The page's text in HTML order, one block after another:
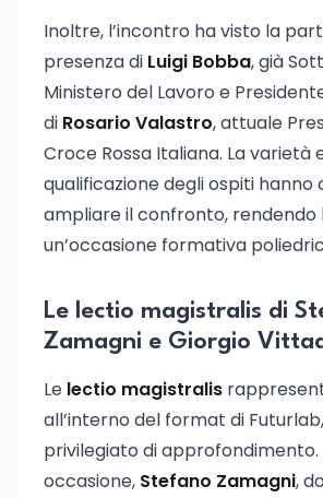
Inoltre, l’incontro ha visto la
presenza di Luigi Bobba, già
Ministero del Lavoro e
di Rosario Valastro, attuale
Croce Rossa Italiana. La varietà
qualificazione degli ospiti
ampliare il confronto, rendendo
un’occasione formativa
Le lectio magistralis di
Zamagni e Giorgio
Le lectio magistralis
all’interno del format di
privilegiato di approfondimento.
occasione, Stefano Zamagni,